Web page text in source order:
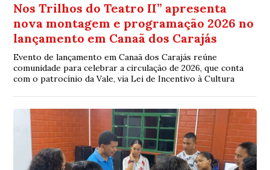
Nos Trilhos do Teatro II” apresenta
nova montagem e programação 2026 no
lançamento em Canaã dos Carajás
Evento de lançamento em Canaã dos Carajás reúne
comunidade para celebrar a circulação de 2026, que conta
com o patrocínio da Vale, via Lei de Incentivo à Cultura